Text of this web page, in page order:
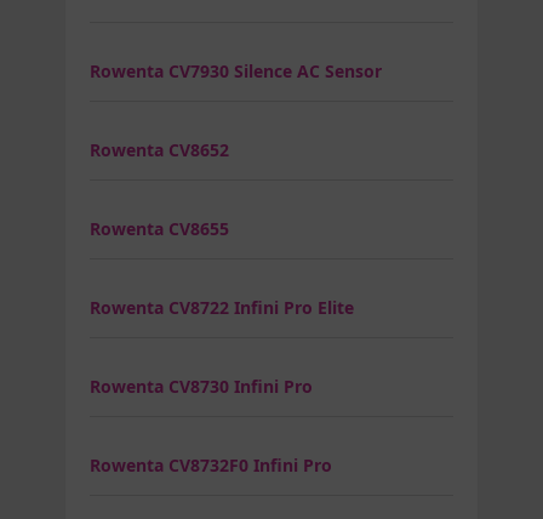
Rowenta CV7930 Silence AC Sensor
Rowenta CV8652
Rowenta CV8655
Rowenta CV8722 Infini Pro Elite
Rowenta CV8730 Infini Pro
Rowenta CV8732F0 Infini Pro